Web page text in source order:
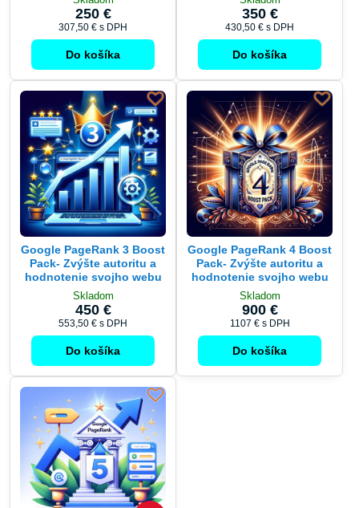
250 €
307,50 € s DPH
Do košíka
350 €
430,50 € s DPH
Do košíka
Google PageRank 3 Boost
Pack- Zvýšte autoritu a
hodnotenie svojho webu
Skladom
450 €
553,50 € s DPH
Do košíka
Google PageRank 4 Boost
Pack- Zvýšte autoritu a
hodnotenie svojho webu
Skladom
900 €
1107 € s DPH
Do košíka